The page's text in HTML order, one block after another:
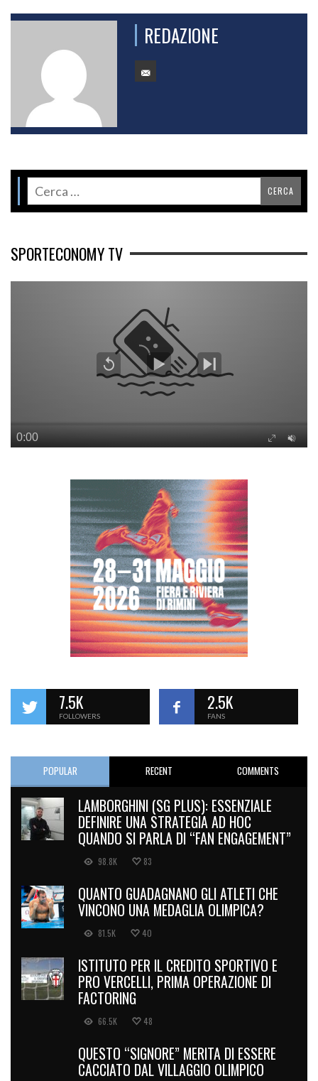
REDAZIONE
SPORTECONOMY TV
7.5K
FOLLOWERS
2.5K
FANS
POPULAR RECENT COMMENTS
LAMBORGHINI (SG PLUS): ESSENZIALE
DEFINIRE UNA STRATEGIA AD HOC
QUANDO SI PARLA DI “FAN ENGAGEMENT”
98.8K 83
QUANTO GUADAGNANO GLI ATLETI CHE
VINCONO UNA MEDAGLIA OLIMPICA?
81.5K 40
ISTITUTO PER IL CREDITO SPORTIVO E
PRO VERCELLI, PRIMA OPERAZIONE DI
FACTORING
66.5K 48
QUESTO “SIGNORE” MERITA DI ESSERE
CACCIATO DAL VILLAGGIO OLIMPICO